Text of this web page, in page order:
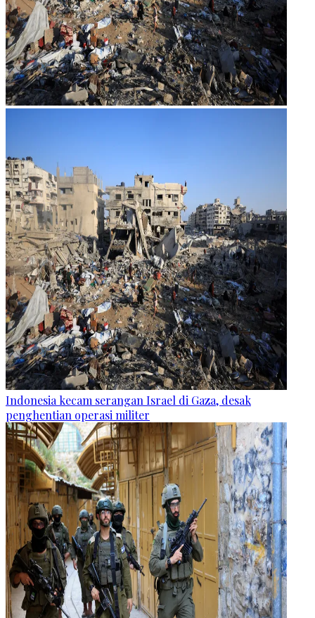
Indonesia kecam serangan Israel di Gaza, desak
penghentian operasi militer